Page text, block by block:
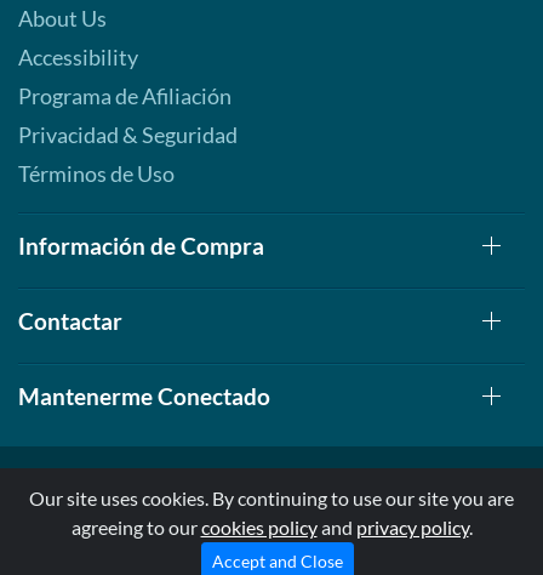
About Us
Accessibility
Programa de Afiliación
Privacidad & Seguridad
Términos de Uso
Información de Compra
Contactar
Mantenerme Conectado
© 1999-2026, AllStarHealth.com | All Rights Reserved
* Estas declaraciones no han sido evaluadas por la FDA
Our site uses cookies. By continuing to use our site you are
agreeing to ourcookies policyand privacy policy.
Accept and Close